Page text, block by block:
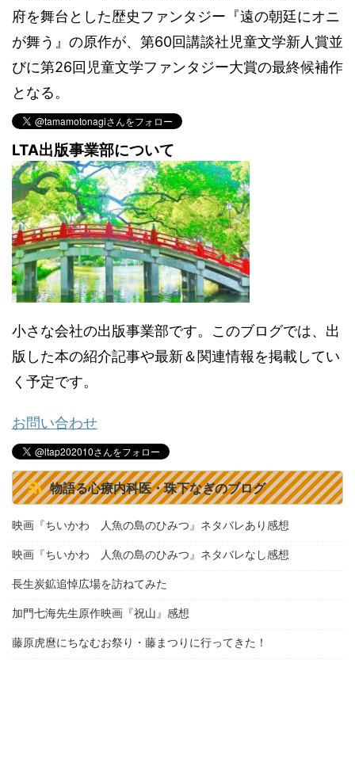
府を舞台とした歴史ファンタジー『遠の朝廷にオニ
が舞う』の原作が、第60回講談社児童文学新人賞並
びに第26回児童文学ファンタジー大賞の最終候補作
となる。
LTA出版事業部について
小さな会社の出版事業部です。このブログでは、出
版した本の紹介記事や最新＆関連情報を掲載してい
く予定です。
お問い合わせ
物語る心療内科医・珠下なぎのブログ
映画『ちいかわ 人魚の島のひみつ』ネタバレあり感想
映画『ちいかわ 人魚の島のひみつ』ネタバレなし感想
長生炭鉱追悼広場を訪ねてみた
加門七海先生原作映画『祝山』感想
藤原虎麿にちなむお祭り・藤まつりに行ってきた！